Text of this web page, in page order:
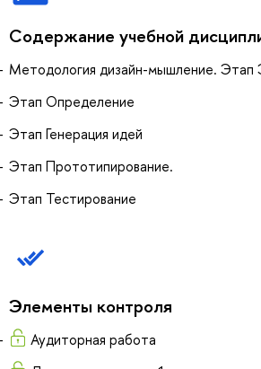
Содержание учебной
Методология дизайн-мышление. Этап
Этап Определение
Этап Генерация идей
Этап Прототипирование.
Этап Тестирование
Элементы контроля
Аудиторная работа